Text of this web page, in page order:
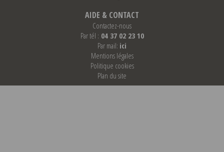
AIDE & CONTACT
Contactez-nous
Par tél : 04 37 02 23 10
Par mail: ici
Mentions légales
Politique cookies
Plan du site